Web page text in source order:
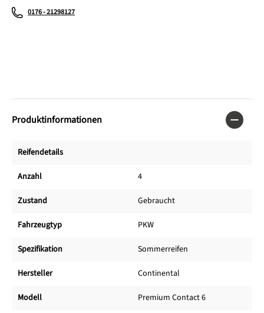
0176 - 21298127
Produktinformationen
Reifendetails
Anzahl 4
Zustand Gebraucht
Fahrzeugtyp PKW
Spezifikation Sommerreifen
Hersteller Continental
Modell Premium Contact 6